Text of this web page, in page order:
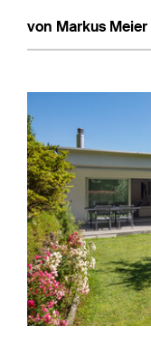
von Markus Meier